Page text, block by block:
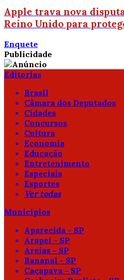
Apple trava nova
Reino Unido para
Enquete
Publicidade
Editorias
Brasil
Câmara dos Deputados
Cidades
Concursos
Cultura
Economia
Educação
Entretenimento
Especiais
Esportes
Ver todas
Municípios
Aparecida - SP
Arapeí - SP
Areias - SP
Bananal - SP
Caçapava - SP